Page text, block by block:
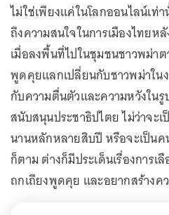
ไม่ใช่เพียงแค่ในโลกออนไลน์เ
ถึงความสนใจในการเมืองไทยห
เมื่อลงพื้นที่ไปในชุมชนชาวพม่า
พูดคุยแลกเปลี่ยนกับชาวพม่าใน
กับความตื่นตัวและความหวังใน
สนับสนุนประชาธิปไตย ไม่ว่าจะ
นานหลักหลายสิบปี หรือจะเป็นค
ก็ตาม ต่างก็มีประเด็นเรื่องการเ
ถกเถียงพูดคุย และอยากสร้างค